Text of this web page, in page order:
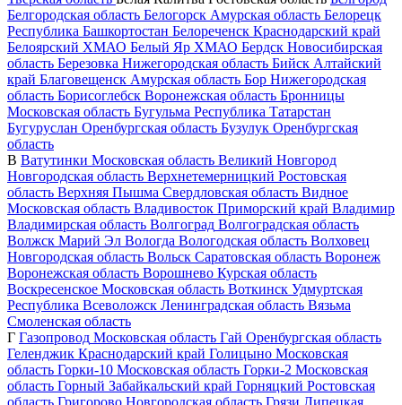
Белгородская область Белогорск Амурская область Белорецк
Республика Башкортостан Белореченск Краснодарский край
Белоярский ХМАО Белый Яр ХМАО Бердск Новосибирская
область Березовка Нижегородская область Бийск Алтайский
край Благовещенск Амурская область Бор Нижегородская
область Борисоглебск Воронежская область Бронницы
Московская область Бугульма Республика Татарстан
Бугуруслан Оренбургская область Бузулук Оренбургская
область
В Ватутинки Московская область Великий Новгород
Новгородская область Верхнетемерницкий Ростовская
область Верхняя Пышма Свердловская область Видное
Московская область Владивосток Приморский край Владимир
Владимирская область Волгоград Волгоградская область
Волжск Марий Эл Вологда Вологодская область Волховец
Новгородская область Вольск Саратовская область Воронеж
Воронежская область Ворошнево Курская область
Воскресенское Московская область Воткинск Удмуртская
Республика Всеволожск Ленинградская область Вязьма
Смоленская область
Г Газопровод Московская область Гай Оренбургская область
Геленджик Краснодарский край Голицыно Московская
область Горки-10 Московская область Горки-2 Московская
область Горный Забайкальский край Горняцкий Ростовская
область Григорово Новгородская область Грязи Липецкая